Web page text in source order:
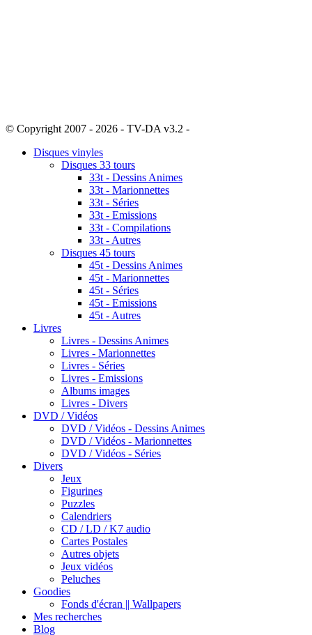
© Copyright 2007 - 2026 - TV-DA v3.2 -
Disques vinyles
Disques 33 tours
33t - Dessins Animes
33t - Marionnettes
33t - Séries
33t - Emissions
33t - Compilations
33t - Autres
Disques 45 tours
45t - Dessins Animes
45t - Marionnettes
45t - Séries
45t - Emissions
45t - Autres
Livres
Livres - Dessins Animes
Livres - Marionnettes
Livres - Séries
Livres - Emissions
Albums images
Livres - Divers
DVD / Vidéos
DVD / Vidéos - Dessins Animes
DVD / Vidéos - Marionnettes
DVD / Vidéos - Séries
Divers
Jeux
Figurines
Puzzles
Calendriers
CD / LD / K7 audio
Cartes Postales
Autres objets
Jeux vidéos
Peluches
Goodies
Fonds d'écran || Wallpapers
Mes recherches
Blog